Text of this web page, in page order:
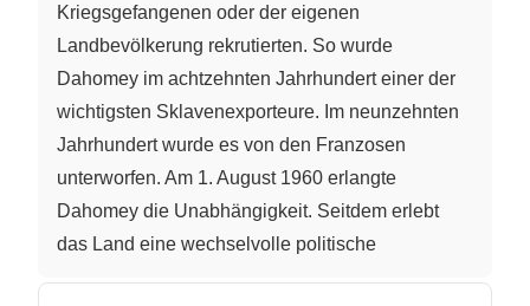
Kriegsgefangenen oder der eigenen
Landbevölkerung rekrutierten. So wurde
Dahomey im achtzehnten Jahrhundert einer der
wichtigsten Sklavenexporteure. Im neunzehnten
Jahrhundert wurde es von den Franzosen
unterworfen. Am 1. August 1960 erlangte
Dahomey die Unabhängigkeit. Seitdem erlebt
das Land eine wechselvolle politische